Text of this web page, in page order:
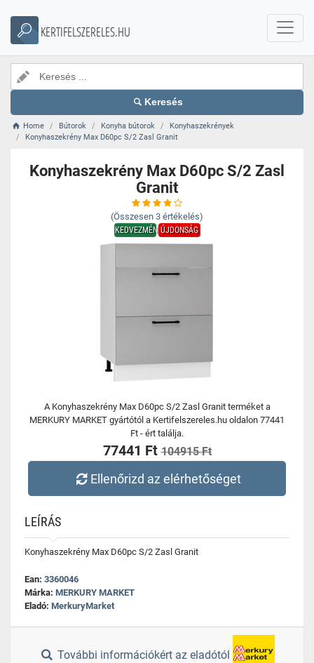
KERTIFELSZERELES.HU
Keresés
Home Bútorok Konyha bútorok
Konyhaszekrények
Konyhaszekrény Max D60pc S/2 Zasl Granit
Konyhaszekrény Max D60pc S/2 Zasl
Granit
(Összesen 3 értékelés)
KEDVEZMÉNYÚJDONSÁG
A Konyhaszekrény Max D60pc S/2 Zasl Granit terméket a
MERKURY MARKET gyártótól a Kertifelszereles.hu oldalon 77441
Ft - ért találja.
77441 Ft104915 Ft
Ellenőrizd az elérhetőséget
LEÍRÁS
Konyhaszekrény Max D60pc S/2 Zasl Granit
Ean: 3360046
Márka: MERKURY MARKET
Eladó: MerkuryMarket
További információkért az eladótól